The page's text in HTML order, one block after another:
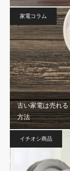
家電コラム
古い家電は売れ
方法
イチオシ商品